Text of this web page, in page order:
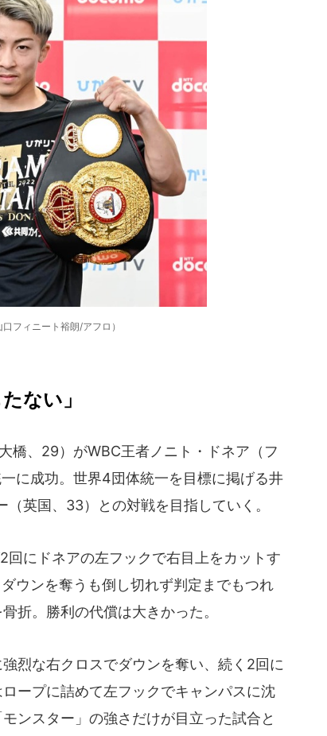
フィニート裕朗/アフロ）
ない」
橋、29）がWBC王者ノニト・ドネア（フ
に成功。世界4団体統一を目標に掲げる井
英国、33）との対戦を目指していく。
にドネアの左フックで右目上をカットす
ウンを奪うも倒し切れず判定までもつれ
折。勝利の代償は大きかった。
烈な右クロスでダウンを奪い、続く2回に
ープに詰めて左フックでキャンパスに沈
ンスター」の強さだけが目立った試合と